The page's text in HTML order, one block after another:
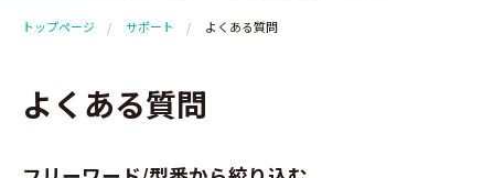
トップページ サポート よくある質問
よくある質問